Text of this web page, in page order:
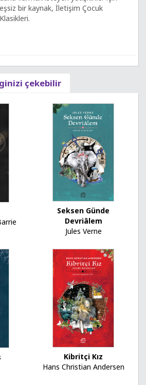
eşsiz bir kaynak, İletişim Çocuk
Klasikleri.
çekebilir
Seksen Günde
Devriâlem
Jules Verne
Kibritçi Kız
Hans Christian Andersen